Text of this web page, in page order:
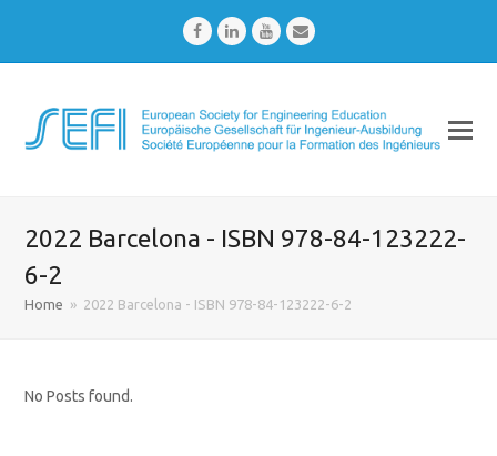
FacebookLinkedInYoutubeEmail
2022 Barcelona - ISBN 978-84-123222-
6-2
Home » 2022 Barcelona - ISBN 978-84-123222-6-2
No Posts found.